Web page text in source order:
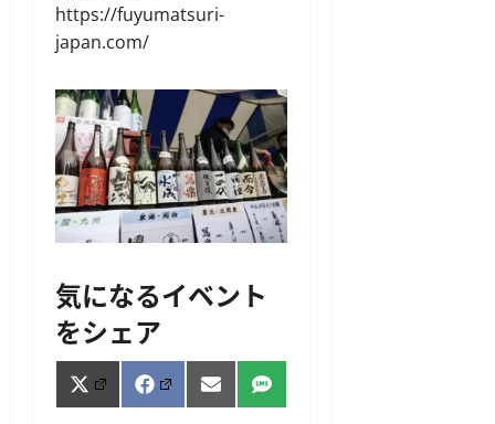
https://fuyumatsuri-
japan.com/
気になるイベント
をシェア
Share
on
X
(Twitter)
Share
on
FacebookShare
on
EmailShare
on
SMS